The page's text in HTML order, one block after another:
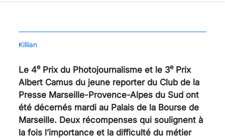
Killian
Le 4ePrix du Photojournalisme et le 3ePrix
Albert Camus du jeune reporter du Club de la
Presse Marseille-Provence-Alpes du Sud ont
été décernés mardi au Palais de la Bourse de
Marseille. Deux récompenses qui soulignent à
la fois l’importance et la difficulté du métier